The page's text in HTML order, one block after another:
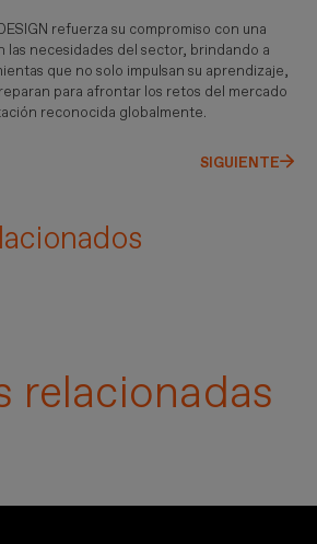
refuerza su compromiso con una
las necesidades del sector, brindando a
que no solo impulsan su aprendizaje,
para afrontar los retos del mercado
reconocida globalmente.
SIGUIENTE
relacionadas